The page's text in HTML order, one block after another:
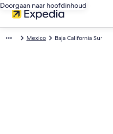
Doorgaan naar hoofdinhoud
Mexico Baja California Sur